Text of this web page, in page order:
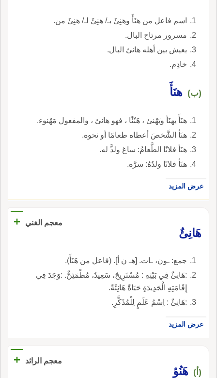
اسم فاعل من هنَأَ وهنِئَ بـ/ هنِئَ لـ/ هنِئَ من.
مسرور مرتاح البال.
يعيش بين أهله هانئ البال.
خادِم.
(ب) هنَأَ
هنَأَ يهنَأ ويَهْنئ ، هَنْئًا ، فهو هانئ ، والمفعول مَهْنوء.
هنَأ الشَّخصَ أعطاه طعامًا أو نحوه.
هنَأ فلانًا الطَّعامُ: ساغ ولذَّ له.
هنَأ فلانًا ولدُهُ: سرَّه.
عرض المزيد
معجم الغني
+
هَانِئٌ
جمع: ـون، ـات. [هـ ن أ]. (فاعل من هَنَأَ).
:هَانِئٌ فِي بَيْتِهِ : مُسْتَرِيحٌ، سَعِيدٌ، مُطْمَئِنٌّ. :وَجَدَ فِي
إِقَامَتِهِ الْجَدِيدَةِ حَيَاةً هَانِئَةً.
:هَانِئٌ : اِسْمُ عَلَمٍ لِلْمُذَكَّرِ.
عرض المزيد
معجم الرائد +
(أ) هَنُؤ